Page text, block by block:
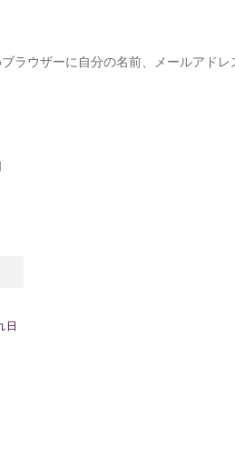
ラウザーに自分の名前、メールアドレ
日